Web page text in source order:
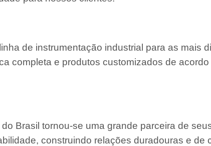
de instrumentação industrial para as mais
completa e produtos customizados de
Brasil tornou-se uma grande parceira de
construindo relações duradouras e de